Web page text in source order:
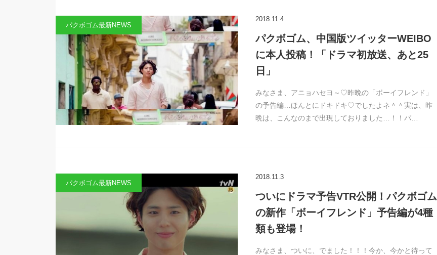
パクボゴム最新NEWS
2018.11.4
パクボゴム、中国版ツイッターWEIBO
に本人投稿！「ドラマ初放送、あと25
日」
みなさま、アニョハセヨ～♡昨晩の「ボーイフレンド」
の予告編…ほんとにドキドキ♡でしたよネ＾＾実は、昨
晩は、こんなのまで出現しておりました…！！パ…
パクボゴム最新NEWS
2018.11.3
ついにドラマ予告VTR公開！パクボゴム
の新作「ボーイフレンド」予告編が4種
類も登場！
みなさま、ついに、でました！！！今か、今かと待って